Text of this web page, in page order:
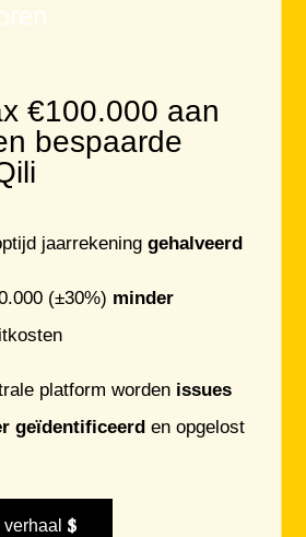
€100.000 aan
bespaarde
jaarrekening gehalveerd
(±30%) minder
platform worden issues
geïdentificeerd en opgelost